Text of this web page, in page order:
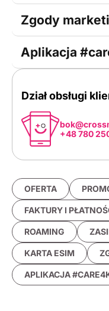
Dział obsługi
+48 780
OFERTA
FAKTURY I
ROAMING
KARTA ESIM
APLIKACJA
Zgody
Aplikacja